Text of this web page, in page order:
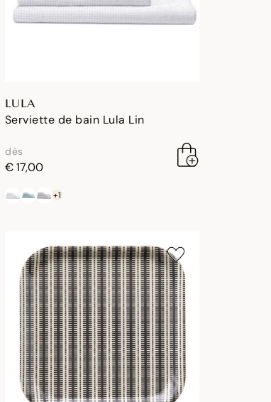
LULA
Serviette de bain Lula Lin
dès
€ 17,00
+1